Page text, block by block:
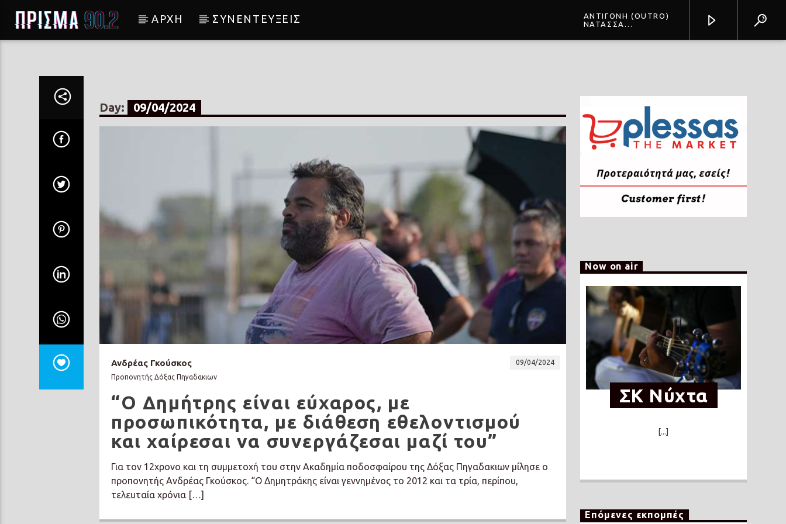
ΑΡΧΗ ΣΥΝΕΝΤΕΥΞΕΙΣ
ΑΝΤΙΓΟΝΗ (OUTRO)
ΝΑΤΑΣΣΑ
Day: 09/04/2024
Ανδρέας Γκούσκος
09/04/2024
Προπονητής Δόξας Πηγαδακιων
“Ο Δημήτρης είναι εύχαρος, με
προσωπικότητα, με διάθεση εθελοντισμού
και χαίρεσαι να συνεργάζεσαι μαζί του”
Για τον 12χρονο και τη συμμετοχή του στην Ακαδημία ποδοσφαίρου της Δόξας Πηγαδακιων μίλησε ο
προπονητής Ανδρέας Γκούσκος. “Ο Δημητράκης είναι γεννημένος το 2012 και τα τρία, περίπου,
τελευταία χρόνια […]
Now on air
ΣΚ Νύχτα
[...]
Επόμενες εκπομπές